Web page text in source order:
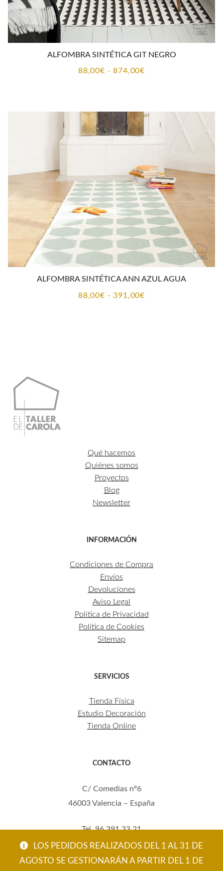
LOS PEDIDOS REALIZADOS DEL 1 AL 31 DE
AGOSTO SE GESTIONARÁN A PARTIR DEL 1 DE
ALFOMBRA SINTÉTICA GIT NEGRO
88,00€ - 874,00€Rango
desde
88,00€
ALFOMBRA SINTÉTICA ANN AZUL AGUA
88,00€ - 391,00€Rango
Qué hacemos
Quiénes somos
Proyectos
Blog
Newsletter
INFORMACIÓN
Condiciones de Compra
Envíos
Devoluciones
Aviso Legal
Política de Privacidad
Política de Cookies
Sitemap
SERVICIOS
Tienda Física
Estudio Decoración
Tienda Online
CONTACTO
C/ Comedias nº6
46003 Valencia – España
Tel. 96 391 33 21
Mov. 620 123 461
carola@eltallerdecarola.com